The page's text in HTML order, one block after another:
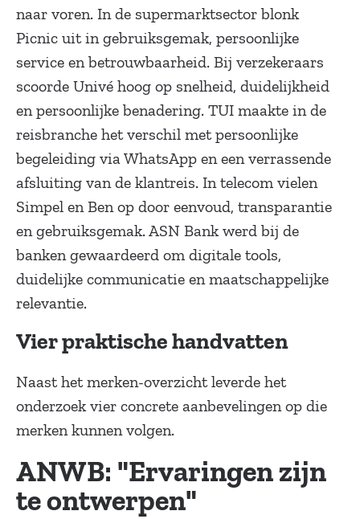
naar voren. In de supermarktsector blonk
Picnic uit in gebruiksgemak, persoonlijke
service en betrouwbaarheid. Bij verzekeraars
scoorde Univé hoog op snelheid, duidelijkheid
en persoonlijke benadering. TUI maakte in de
reisbranche het verschil met persoonlijke
begeleiding via WhatsApp en een verrassende
afsluiting van de klantreis. In telecom vielen
Simpel en Ben op door eenvoud, transparantie
en gebruiksgemak. ASN Bank werd bij de
banken gewaardeerd om digitale tools,
duidelijke communicatie en maatschappelijke
relevantie.
Vier praktische handvatten
Naast het merken-overzicht leverde het
onderzoek vier concrete aanbevelingen op die
merken kunnen volgen.
ANWB: "Ervaringen zijn
te ontwerpen"